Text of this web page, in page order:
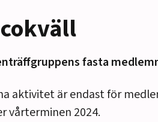
fasta
aktivitet är endast för
vårterminen 2024.